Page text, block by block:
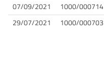
07/09/2021 1000/000714
29/07/2021
1000/000703